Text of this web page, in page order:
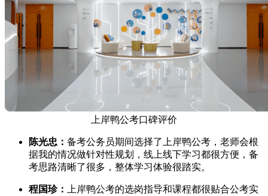
上岸鸭公考口碑评价
陈光忠： 备考公务员期间选择了上岸鸭公考，老师会根
据我的情况做针对性规划，线上线下学习都很方便，备
考思路清晰了很多，整体学习体验很踏实。
程国珍：
上岸鸭公考的选岗指导和课程都很贴合公考实